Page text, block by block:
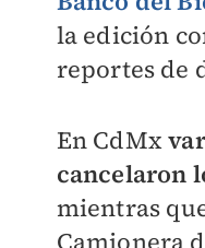
la edición
reportes de
En CdMx
cancelaron
mientras